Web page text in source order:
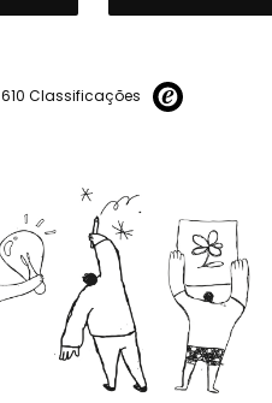
610 Classificações